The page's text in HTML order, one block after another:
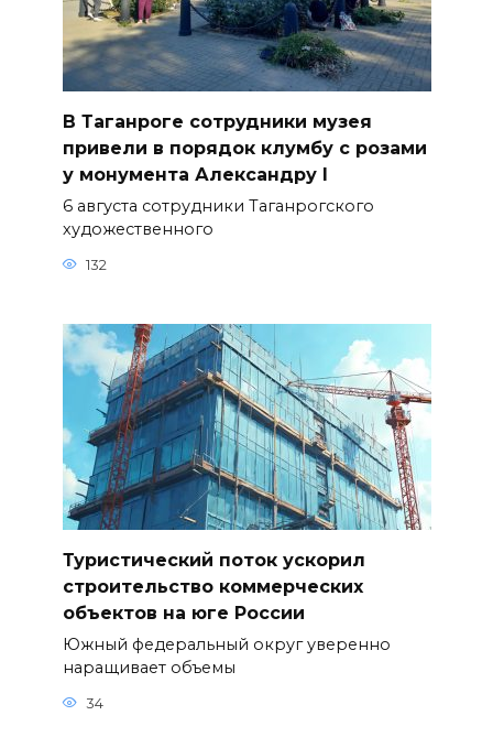
В Таганроге сотрудники музея
привели в порядок клумбу с розами
у монумента Александру I
6 августа сотрудники Таганрогского
художественного
132
Туристический поток ускорил
строительство коммерческих
объектов на юге России
Южный федеральный округ уверенно
наращивает объемы
34